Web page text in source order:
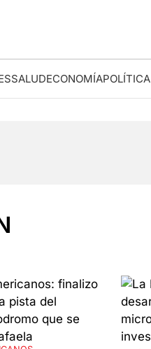
SALUDECONOMÍAPOLÍTICA